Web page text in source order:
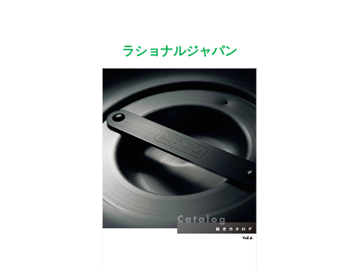
ラショナルジャパン